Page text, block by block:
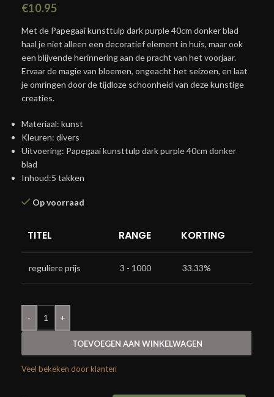
€10.95
Met de Papegaai kunsttulp dark purple 40cm donker blad
haal je niet alleen een decoratief element in huis, maar ook
een blijvende herinnering aan de pracht van het voorjaar.
Ervaar de magie van bloemen, ongeacht het seizoen, en laat
je omringen door de tijdloze schoonheid van deze kunstige
creaties.
Materiaal: kunst
Kleuren: divers
Uitvoering: Papegaai kunsttulp dark purple 40cm donker
blad
Inhoud:5 takken
Op voorraad
TITEL RANGE KORTING
reguliere prijs 3 - 1000 33.33%
- +
TOEVOEGEN AAN WINKELWAGEN
Veel bekeken door klanten